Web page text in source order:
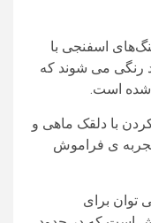
اسفنجی با
رنگی می شوند که
شده است.
با دلقک ماهی و
تجربه ی فراموش
توان برای